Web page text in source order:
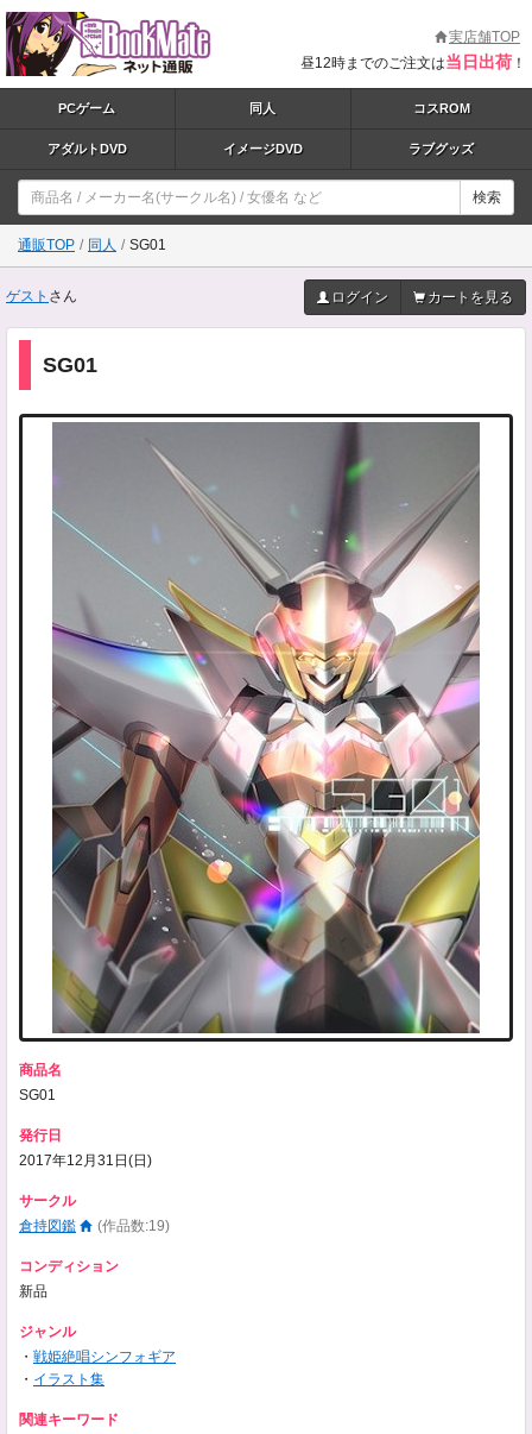
実店舗TOP
昼12時までのご注文は当日出荷 ！
PCゲーム 同人 コスROM
アダルトDVD イメージDVD ラブグッズ
検索
通販TOP 同人 SG01
ゲスト さん ログイン カートを見る
SG01
商品名
SG01
発行日
2017年12月31日(日)
サークル
倉持図鑑
(作品数:19)
コンディション
新品
ジャンル
・ 戦姫絶唱シンフォギア
・ イラスト集
関連キーワード